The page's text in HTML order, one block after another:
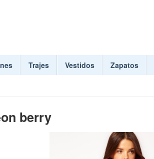
Trajes Vestidos Zapatos
berry